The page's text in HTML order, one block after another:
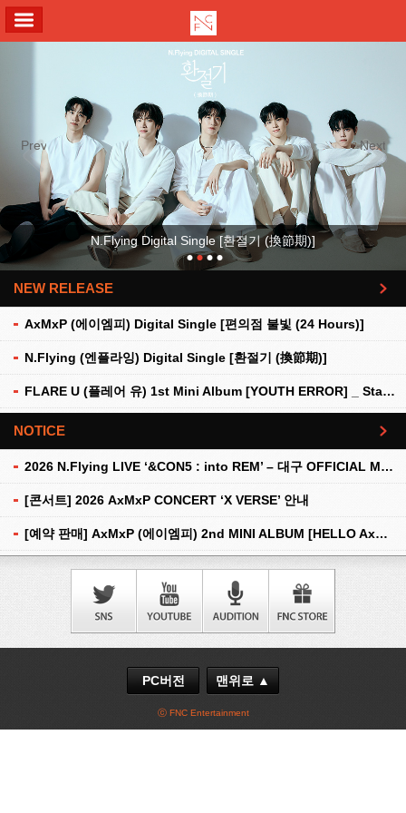
Previous Next
N.Flying Digital Single [환절기 (換節期)]
NEW RELEASE
AxMxP (에이엠피) Digital Single [편의점 불빛 (24 Hours)]
N.Flying (엔플라잉) Digital Single [환절기 (換節期)]
FLARE U (플레어 유) 1st Mini Album [YOUTH ERROR] _ Stationery Kit Ver.
더보기
NOTICE
2026 N.Flying LIVE ‘&CON5 : into REM’ – 대구 OFFICIAL MD 현장 판매 안내
[콘서트] 2026 AxMxP CONCERT ‘X VERSE’ 안내
[예약 판매] AxMxP (에이엠피) 2nd MINI ALBUM [HELLO AxMxP] 예약 판매 안내
더보기
PC버전 맨위로 ▲
ⓒ FNC Entertainment